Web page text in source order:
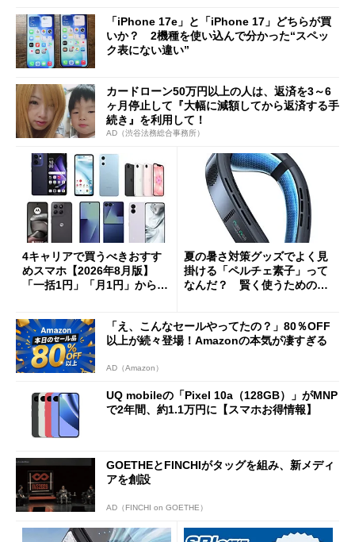
「iPhone 17e」と「iPhone 17」どちらが買
いか？ 2機種を使い込んで分かった“スペッ
ク表にない違い”
カードローン50万円以上の人は、返済を3～6
ヶ月停止して『大幅に減額してから返済する手
続き』を利用して！
AD（渋谷法務総合事務所）
4キャリアで買うべきおすす
めスマホ【2026年8月版】
「一括1円」「月1円」からお
夏の暑さ対策グッズでよく見
掛ける「ペルチェ素子」って
なんだ？ 賢く使うための注
「え、こんなセールやってたの？」80％OFF
以上が続々登場！Amazonの本気が凄すぎる
AD（Amazon）
UQ mobileの「Pixel 10a（128GB）」がMNP
で2年間、約1.1万円に【スマホお得情報】
GOETHEとFINCHIがタッグを組み、新メディ
アを創設
AD（FINCHI on GOETHE）